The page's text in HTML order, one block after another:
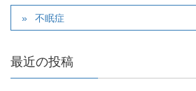
不眠症
最近の投稿